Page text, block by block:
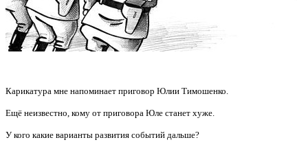
Карикатура мне напоминает приговор Юлии Тимошенко.
Ещё неизвестно, кому от приговора Юле станет хуже.
У кого какие варианты развития событий дальше?